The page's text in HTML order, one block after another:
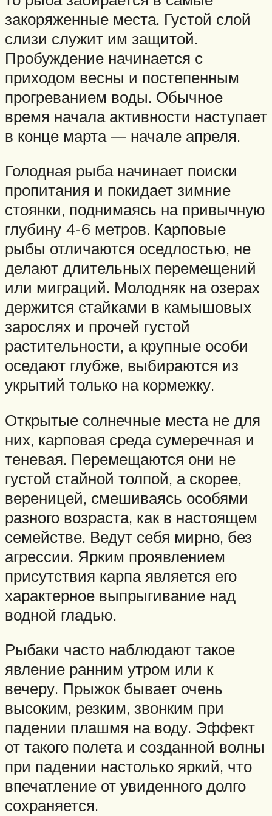
закоряженные места. Густой слой
слизи служит им защитой.
Пробуждение начинается с
приходом весны и постепенным
прогреванием воды. Обычное
время начала активности наступает
в конце марта — начале апреля.
Голодная рыба начинает поиски
пропитания и покидает зимние
стоянки, поднимаясь на привычную
глубину 4-6 метров. Карповые
рыбы отличаются оседлостью, не
делают длительных перемещений
или миграций. Молодняк на озерах
держится стайками в камышовых
зарослях и прочей густой
растительности, а крупные особи
оседают глубже, выбираются из
укрытий только на кормежку.
Открытые солнечные места не для
них, карповая среда сумеречная и
теневая. Перемещаются они не
густой стайной толпой, а скорее,
вереницей, смешиваясь особями
разного возраста, как в настоящем
семействе. Ведут себя мирно, без
агрессии. Ярким проявлением
присутствия карпа является его
характерное выпрыгивание над
водной гладью.
Рыбаки часто наблюдают такое
явление ранним утром или к
вечеру. Прыжок бывает очень
высоким, резким, звонким при
падении плашмя на воду. Эффект
от такого полета и созданной волны
при падении настолько яркий, что
впечатление от увиденного долго
сохраняется.